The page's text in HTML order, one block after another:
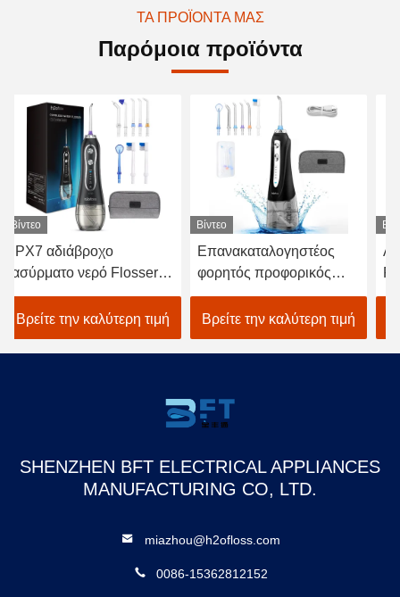
ΤΑ ΠΡΟΪΌΝΤΑ ΜΑΣ
Παρόμοια προϊόντα
Βίντεο
Επανακαταλογηστέος
φορητός προφορικός
Irrigator νερού ο
ασύρματος Μαύρος
Flosser
Βρείτε την καλύτερη τιμή
Βίντεο
Ασύρματο οδοντικό νερό
Flosser, άσπρο ασύρματο
επίλεκτο νερό Flosser της
FCC
Βρείτε την καλύτερη τιμή
SHENZHEN BFT ELECTRICAL APPLIANCES
MANUFACTURING CO, LTD.
miazhou@h2ofloss.com
0086-15362812152